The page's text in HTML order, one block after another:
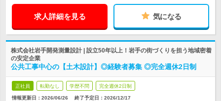
求人詳細を見る 気になる
株式会社岩手開発測量設計 | 設立50年以上！岩手の街づくりを担う地域密着
の安定企業
公共工事中心の【土木設計】◎経験者募集 ◎完全週休2日制
正社員 転勤なし 学歴不問 完全週休2日制
情報更新日：2026/06/26 終了予定日： 2026/12/17